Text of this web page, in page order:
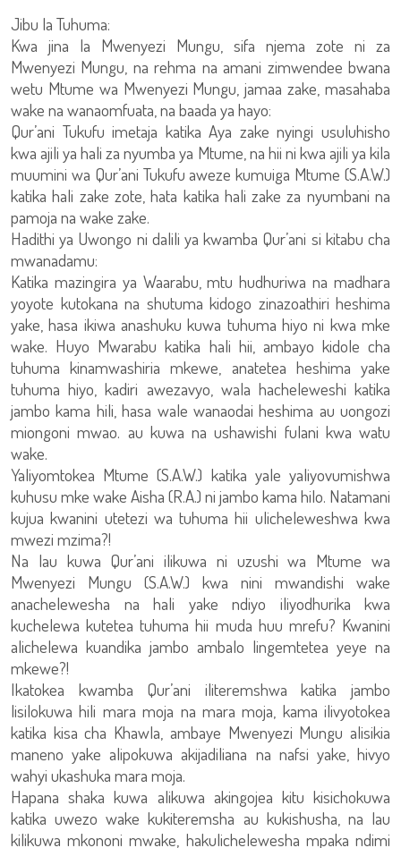
Jibu la Tuhuma:
Kwa jina la Mwenyezi Mungu, sifa njema zote ni za
Mwenyezi Mungu, na rehma na amani zimwendee bwana
wetu Mtume wa Mwenyezi Mungu, jamaa zake, masahaba
wake na wanaomfuata, na baada ya hayo:
Qur’ani Tukufu imetaja katika Aya zake nyingi usuluhisho
kwa ajili ya hali za nyumba ya Mtume, na hii ni kwa ajili ya kila
muumini wa Qur’ani Tukufu aweze kumuiga Mtume (S.A.W.)
katika hali zake zote, hata katika hali zake za nyumbani na
pamoja na wake zake.
Hadithi ya Uwongo ni dalili ya kwamba Qur’ani si kitabu cha
mwanadamu:
Katika mazingira ya Waarabu, mtu hudhuriwa na madhara
yoyote kutokana na shutuma kidogo zinazoathiri heshima
yake, hasa ikiwa anashuku kuwa tuhuma hiyo ni kwa mke
wake. Huyo Mwarabu katika hali hii, ambayo kidole cha
tuhuma kinamwashiria mkewe, anatetea heshima yake
tuhuma hiyo, kadiri awezavyo, wala hacheleweshi katika
jambo kama hili, hasa wale wanaodai heshima au uongozi
miongoni mwao. au kuwa na ushawishi fulani kwa watu
wake.
Yaliyomtokea Mtume (S.A.W.) katika yale yaliyovumishwa
kuhusu mke wake Aisha (R.A.) ni jambo kama hilo. Natamani
kujua kwanini utetezi wa tuhuma hii ulicheleweshwa kwa
mwezi mzima?!
Na lau kuwa Qur’ani ilikuwa ni uzushi wa Mtume wa
Mwenyezi Mungu (S.A.W.) kwa nini mwandishi wake
anachelewesha na hali yake ndiyo iliyodhurika kwa
kuchelewa kutetea tuhuma hii muda huu mrefu? Kwanini
alichelewa kuandika jambo ambalo lingemtetea yeye na
mkewe?!
Ikatokea kwamba Qur’ani iliteremshwa katika jambo
lisilokuwa hili mara moja na mara moja, kama ilivyotokea
katika kisa cha Khawla, ambaye Mwenyezi Mungu alisikia
maneno yake alipokuwa akijadiliana na nafsi yake, hivyo
wahyi ukashuka mara moja.
Hapana shaka kuwa alikuwa akingojea kitu kisichokuwa
katika uwezo wake kukiteremsha au kukishusha, na lau
kilikuwa mkononi mwake, hakulichelewesha mpaka ndimi